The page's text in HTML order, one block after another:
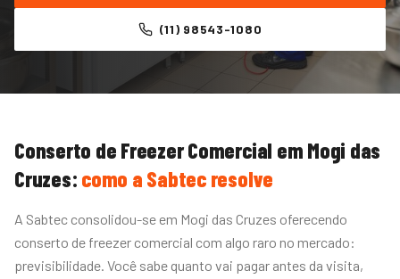
(11) 98543-1080
Conserto de Freezer Comercial em Mogi das
Cruzes: como a Sabtec resolve
A Sabtec consolidou-se em Mogi das Cruzes oferecendo
conserto de freezer comercial com algo raro no mercado:
previsibilidade. Você sabe quanto vai pagar antes da visita,